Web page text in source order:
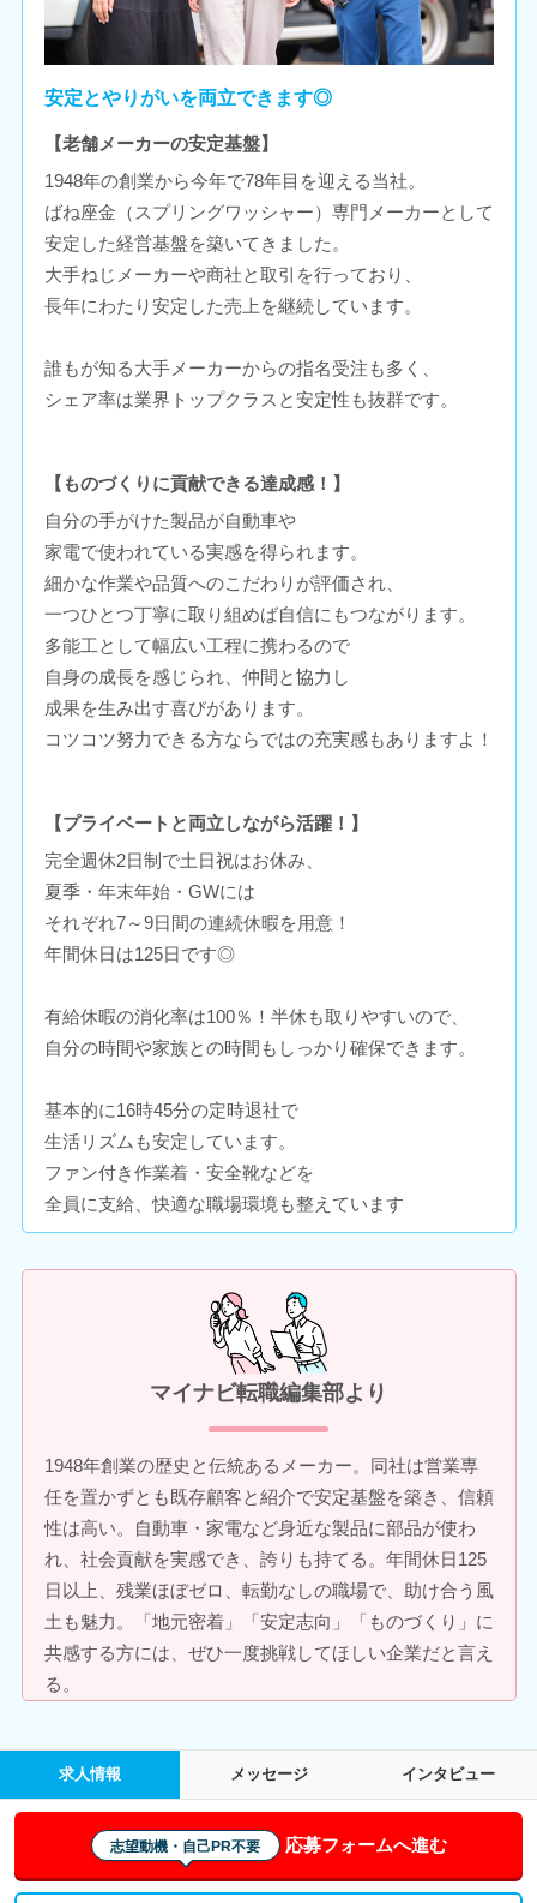
安定とやりがいを両立できます◎
【老舗メーカーの安定基盤】
1948年の創業から今年で78年目を迎える当社。
ばね座金（スプリングワッシャー）専門メーカーとして
安定した経営基盤を築いてきました。
大手ねじメーカーや商社と取引を行っており、
長年にわたり安定した売上を継続しています。
誰もが知る大手メーカーからの指名受注も多く、
シェア率は業界トップクラスと安定性も抜群です。
【ものづくりに貢献できる達成感！】
自分の手がけた製品が自動車や
家電で使われている実感を得られます。
細かな作業や品質へのこだわりが評価され、
一つひとつ丁寧に取り組めば自信にもつながります。
多能工として幅広い工程に携わるので
自身の成長を感じられ、仲間と協力し
成果を生み出す喜びがあります。
コツコツ努力できる方ならではの充実感もありますよ！
【プライベートと両立しながら活躍！】
完全週休2日制で土日祝はお休み、
夏季・年末年始・GWには
それぞれ7～9日間の連続休暇を用意！
年間休日は125日です◎
有給休暇の消化率は100％！半休も取りやすいので、
自分の時間や家族との時間もしっかり確保できます。
基本的に16時45分の定時退社で
生活リズムも安定しています。
ファン付き作業着・安全靴などを
全員に支給、快適な職場環境も整えています
マイナビ転職編集部より
1948年創業の歴史と伝統あるメーカー。同社は営業専
任を置かずとも既存顧客と紹介で安定基盤を築き、信頼
性は高い。自動車・家電など身近な製品に部品が使わ
れ、社会貢献を実感でき、誇りも持てる。年間休日125
日以上、残業ほぼゼロ、転勤なしの職場で、助け合う風
土も魅力。「地元密着」「安定志向」「ものづくり」に
共感する方には、ぜひ一度挑戦してほしい企業だと言え
る。
求人情報 メッセージ インタビュー
志望動機・自己PR不要 応募フォームへ進む